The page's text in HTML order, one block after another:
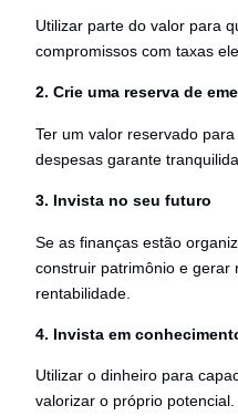
Utilizar parte do valor para
compromissos com taxas
2. Crie uma reserva de
Ter um valor reservado
despesas garante
3. Invista no seu futuro
Se as finanças estão
construir patrimônio e gerar
rentabilidade.
4. Invista em
Utilizar o dinheiro para
valorizar o próprio